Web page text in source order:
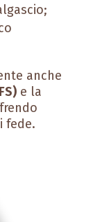
anche
e la
fede.